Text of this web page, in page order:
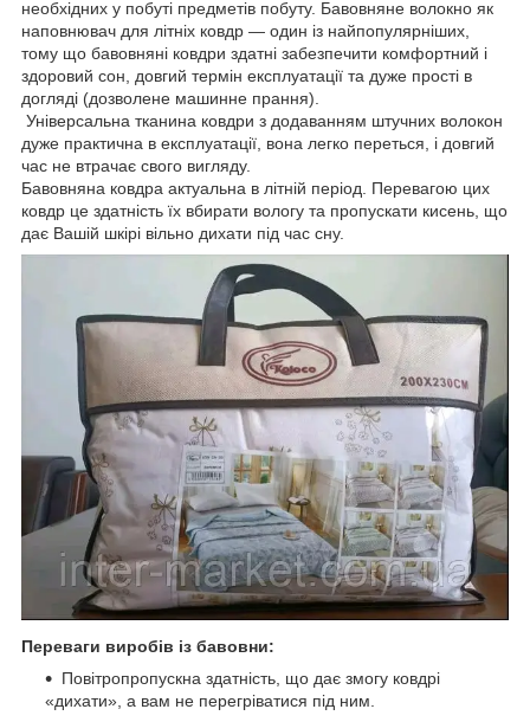
необхідних у побуті предметів побуту. Бавовняне волокно як
наповнювач для літніх ковдр — один із найпопулярніших,
тому що бавовняні ковдри здатні забезпечити комфортний і
здоровий сон, довгий термін експлуатації та дуже прості в
догляді (дозволене машинне прання).
Універсальна тканина ковдри з додаванням штучних волокон
дуже практична в експлуатації, вона легко переться, і довгий
час не втрачає свого вигляду.
Бавовняна ковдра актуальна в літній період. Перевагою цих
ковдр це здатність їх вбирати вологу та пропускати кисень, що
дає Вашій шкірі вільно дихати під час сну.
Переваги виробів із бавовни:
Повітропропускна здатність, що дає змогу ковдрі
«дихати», а вам не перегріватися під ним.